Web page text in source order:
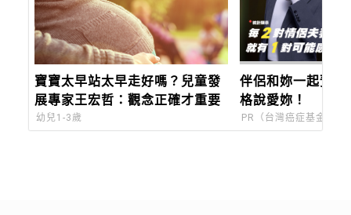
寶寶太早站太早走好嗎？兒童發
展專家王宏哲：觀念正確才重要
幼兒1-3歲
伴侶和妳一起預防
格說愛妳！
PR（台灣癌症基金會）